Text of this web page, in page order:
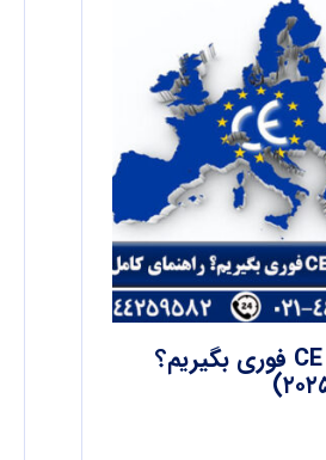
چطور گواهینامه CE فوری بگیریم؟